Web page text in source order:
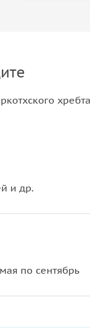
хребта
и др.
по сентябрь